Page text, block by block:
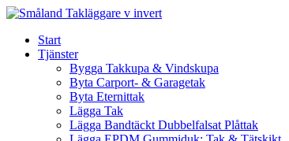
Skip
contentStart
Tjänster
Bygga Takkupa & Vindskupa
Byta Carport- & Garagetak
Byta Eternittak
Lägga Tak
Lägga Bandtäckt Dubbelfalsat Plåttak